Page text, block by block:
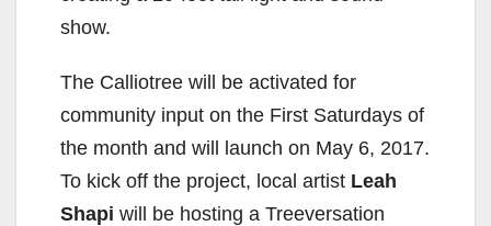
show.
The Calliotree will be activated for
community input on the First Saturdays of
the month and will launch on May 6, 2017.
To kick off the project, local artist Leah
Shapi will be hosting a Treeversation